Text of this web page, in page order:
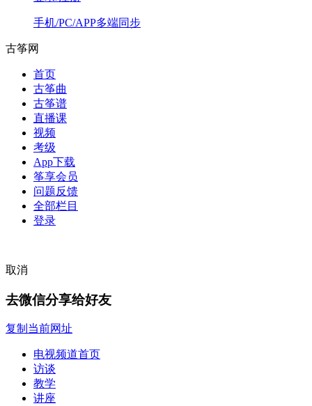
手机/PC/APP多端同步
古筝网
首页
古筝曲
古筝谱
直播课
视频
考级
App下载
筝享会员
问题反馈
全部栏目
登录
取消
去微信分享给好友
复制当前网址
电视频道首页
访谈
教学
讲座